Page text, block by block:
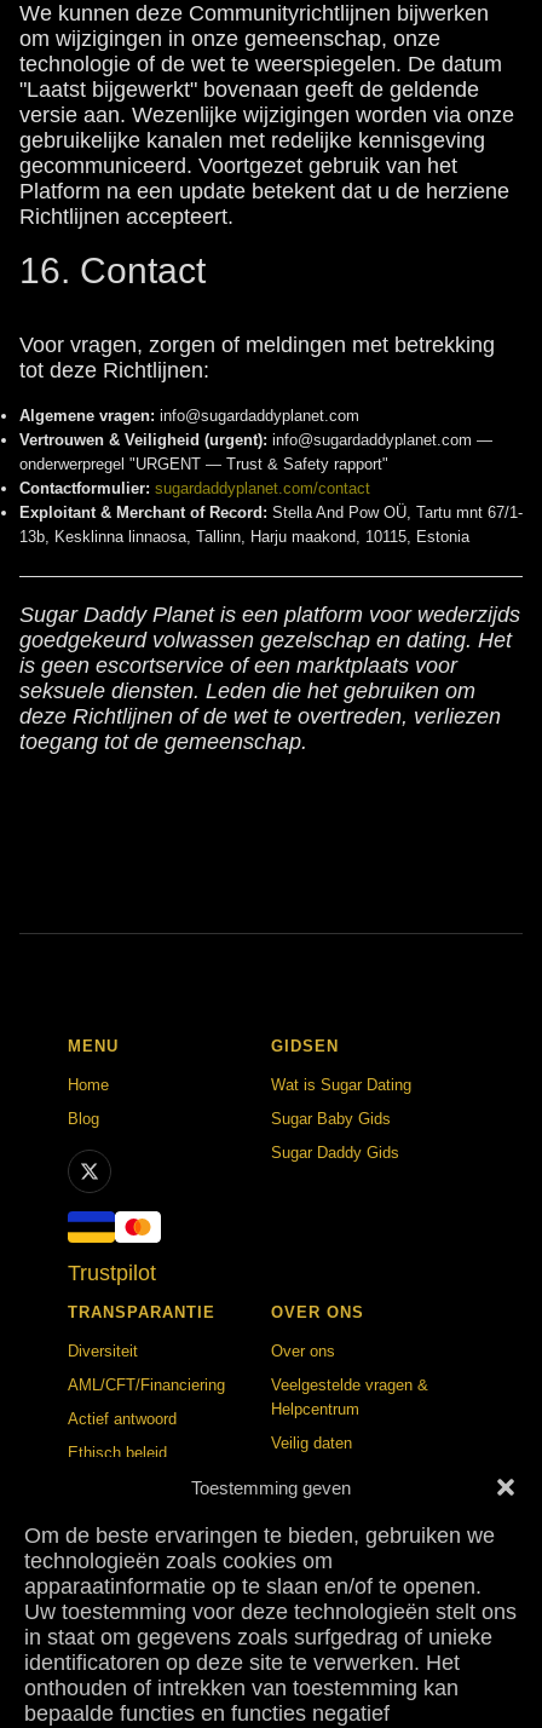
Toestemming geven
Om de beste ervaringen te bieden, gebruiken we
technologieën zoals cookies om
apparaatinformatie op te slaan en/of te openen.
Uw toestemming voor deze technologieën stelt ons
in staat om gegevens zoals surfgedrag of unieke
identificatoren op deze site te verwerken. Het
onthouden of intrekken van toestemming kan
bepaalde functies en functies negatief
We kunnen deze Communityrichtlijnen bijwerken
om wijzigingen in onze gemeenschap, onze
technologie of de wet te weerspiegelen. De datum
"Laatst bijgewerkt" bovenaan geeft de geldende
versie aan. Wezenlijke wijzigingen worden via onze
gebruikelijke kanalen met redelijke kennisgeving
gecommuniceerd. Voortgezet gebruik van het
Platform na een update betekent dat u de herziene
Richtlijnen accepteert.
16. Contact
Voor vragen, zorgen of meldingen met betrekking
tot deze Richtlijnen:
Algemene vragen: info@sugardaddyplanet.com
Vertrouwen & Veiligheid (urgent): info@sugardaddyplanet.com —
onderwerpregel "URGENT — Trust & Safety rapport"
Contactformulier: sugardaddyplanet.com/contact
Exploitant & Merchant of Record: Stella And Pow OÜ, Tartu mnt 67/1-
13b, Kesklinna linnaosa, Tallinn, Harju maakond, 10115, Estonia
Sugar Daddy Planet is een platform voor wederzijds
goedgekeurd volwassen gezelschap en dating. Het
is geen escortservice of een marktplaats voor
seksuele diensten. Leden die het gebruiken om
deze Richtlijnen of de wet te overtreden, verliezen
toegang tot de gemeenschap.
MENU
Home
Blog
Trustpilot
GIDSEN
Wat is Sugar Dating
Sugar Baby Gids
Sugar Daddy Gids
TRANSPARANTIE
Diversiteit
AML/CFT/Financiering
Actief antwoord
Ethisch beleid
OVER ONS
Over ons
Veelgestelde vragen &
Helpcentrum
Veilig daten
Vertrouwens- en
veiligheidscentrum
BLOG
Publicatiestandaarden
Correctiebeleid
Samenwerkingen
NEEM CONTACT OP
MET
Neem contact op met
Pers
Suiker Dating Studie 2026